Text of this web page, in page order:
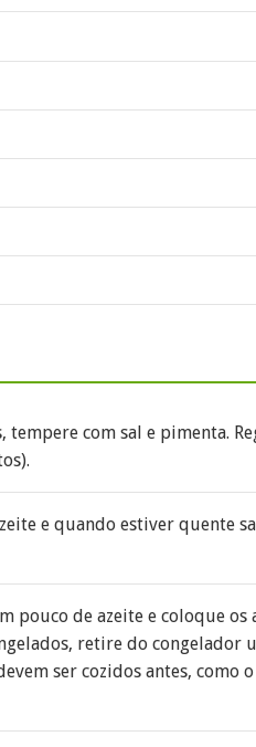
com sal e pimenta.
e quando estiver quente
pouco de azeite e coloque os
retire do
ser cozidos antes, como